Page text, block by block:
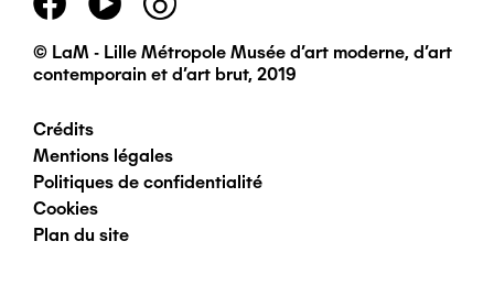
principal
© LaM - Lille Métropole Musée d'art moderne, d'art
contemporain et d'art brut, 2019
Pied
de
page
Crédits
Mentions légales
Politiques de confidentialité
Cookies
Plan du site